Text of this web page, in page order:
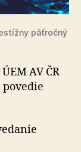
päťročný
AV ČR
povedie